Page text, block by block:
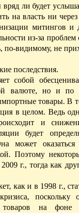
ли будет
на власть ни
митингов и
из-за проблем
по-видимому, не
последствия.
собой
валюте, но и по
товары. В
в целом. Ведь
и
будет
может
Поэтому
г., тогда как
как и в 1998 г.,
поскольку
товаров на фоне